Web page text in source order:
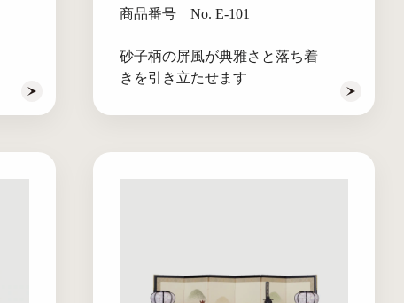
商品番号 No. E-101
砂子柄の屏風が典雅さと落ち着
きを引き立たせます